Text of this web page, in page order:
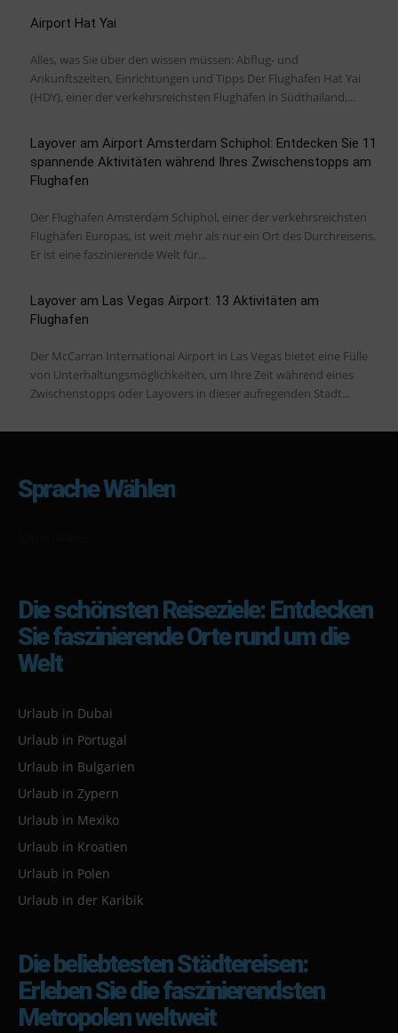
Airport Hat Yai
Alles, was Sie über den wissen müssen: Abflug- und
Ankunftszeiten, Einrichtungen und Tipps Der Flughafen Hat Yai
(HDY), einer der verkehrsreichsten Flughäfen in Südthailand,...
Layover am Airport Amsterdam Schiphol: Entdecken Sie 11
spannende Aktivitäten während Ihres Zwischenstopps am
Flughafen
Der Flughafen Amsterdam Schiphol, einer der verkehrsreichsten
Flughäfen Europas, ist weit mehr als nur ein Ort des Durchreisens.
Er ist eine faszinierende Welt für...
Layover am Las Vegas Airport: 13 Aktivitäten am
Flughafen
Der McCarran International Airport in Las Vegas bietet eine Fülle
von Unterhaltungsmöglichkeiten, um Ihre Zeit während eines
Zwischenstopps oder Layovers in dieser aufregenden Stadt...
Sprache Wählen
Die schönsten Reiseziele: Entdecken
Sie faszinierende Orte rund um die
Welt
Urlaub in Dubai
Urlaub in Portugal
Urlaub in Bulgarien
Urlaub in Zypern
Urlaub in Mexiko
Urlaub in Kroatien
Urlaub in Polen
Urlaub in der Karibik
Die beliebtesten Städtereisen:
Erleben Sie die faszinierendsten
Metropolen weltweit